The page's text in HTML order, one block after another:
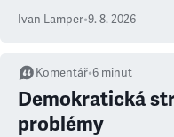
Ivan Lamper•9. 8. 2026
Komentář•6 minut
Demokratická
problémy